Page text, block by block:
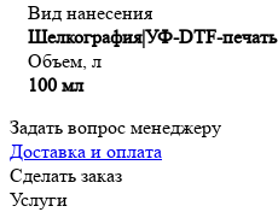
Вид нанесения
Шелкография|УФ-DTF-печать
Объем, л
100 мл
Задать вопрос менеджеру
Доставка и оплата
Сделать заказ
Услуги